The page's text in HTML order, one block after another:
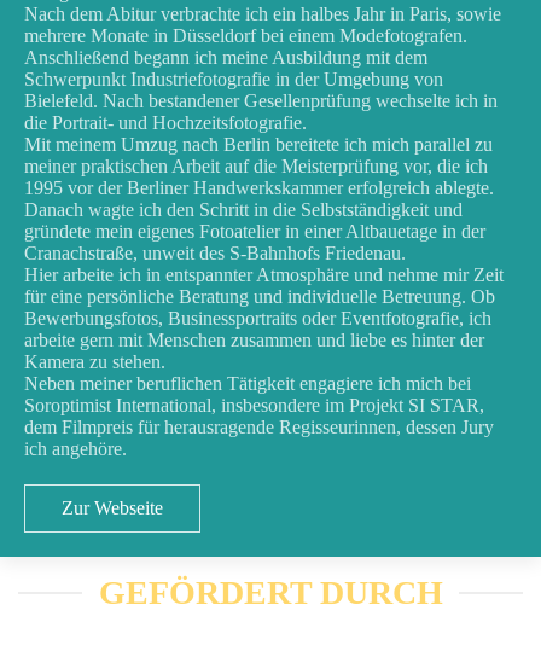
Nach dem Abitur verbrachte ich ein halbes Jahr in Paris, sowie
mehrere Monate in Düsseldorf bei einem Modefotografen.
Anschließend begann ich meine Ausbildung mit dem
Schwerpunkt Industriefotografie in der Umgebung von
Bielefeld. Nach bestandener Gesellenprüfung wechselte ich in
die Portrait- und Hochzeitsfotografie.
Mit meinem Umzug nach Berlin bereitete ich mich parallel zu
meiner praktischen Arbeit auf die Meisterprüfung vor, die ich
1995 vor der Berliner Handwerkskammer erfolgreich ablegte.
Danach wagte ich den Schritt in die Selbstständigkeit und
gründete mein eigenes Fotoatelier in einer Altbauetage in der
Cranachstraße, unweit des S-Bahnhofs Friedenau.
Hier arbeite ich in entspannter Atmosphäre und nehme mir Zeit
für eine persönliche Beratung und individuelle Betreuung. Ob
Bewerbungsfotos, Businessportraits oder Eventfotografie, ich
arbeite gern mit Menschen zusammen und liebe es hinter der
Kamera zu stehen.
Neben meiner beruflichen Tätigkeit engagiere ich mich bei
Soroptimist International, insbesondere im Projekt SI STAR,
dem Filmpreis für herausragende Regisseurinnen, dessen Jury
ich angehöre.
Zur Webseite
GEFÖRDERT DURCH